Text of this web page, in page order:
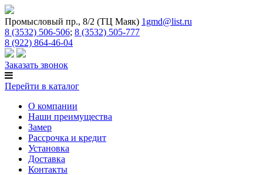
Промысловый пр., 8/2 (ТЦ Маяк) 1gmd@list.ru
8 (3532) 506-506; 8 (3532) 505-777
8 (922) 864-46-04
Заказать звонок
Перейти в каталог
О компании
Наши преимущества
Замер
Рассрочка и кредит
Установка
Доставка
Контакты